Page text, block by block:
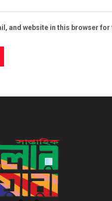
and website in this browser